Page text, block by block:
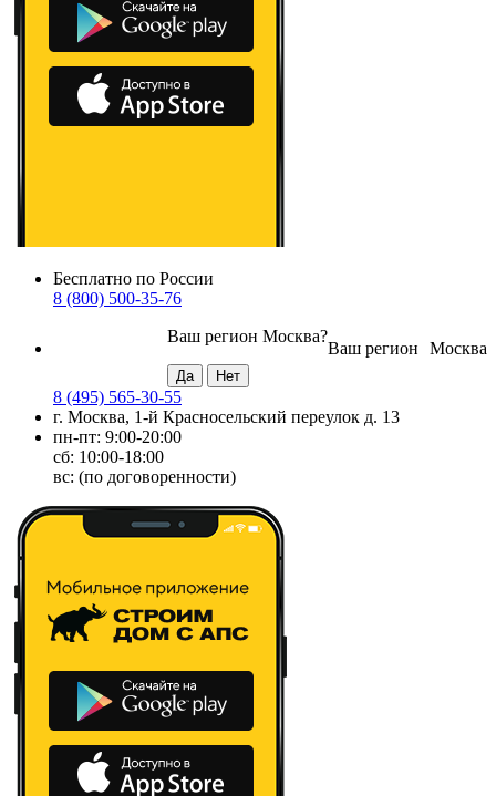
Бесплатно по России
8 (800) 500-35-76
Москва
Ваш регион
Ваш регион Москва?
8 (495) 565-30-55
г. Москва, 1-й Красносельский переулок д. 13
пн-пт: 9:00-20:00
сб: 10:00-18:00
вс: (по договоренности)